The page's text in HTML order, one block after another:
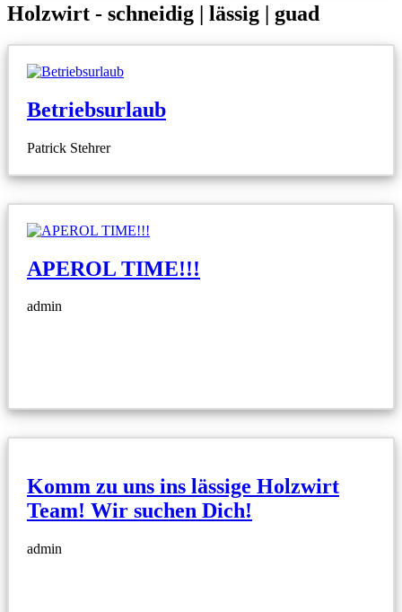
Holzwirt - schneidig | lässig | guad
Betriebsurlaub
Patrick Stehrer
APEROL TIME!!!
admin
Komm zu uns ins lässige Holzwirt
Team! Wir suchen Dich!
admin